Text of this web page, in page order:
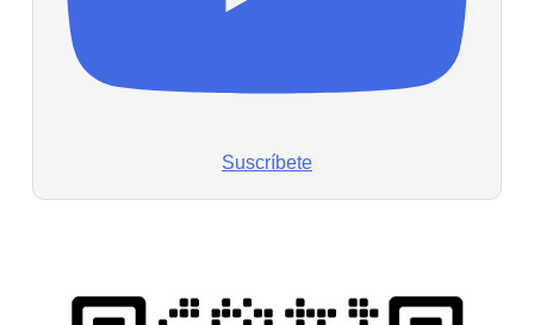
Suscríbete